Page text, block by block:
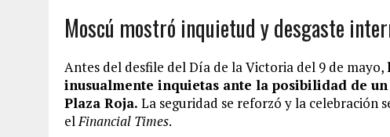
Moscú mostró inquietud y desgaste
Antes del desfile del Día de la Victoria del 9 de mayo,
inusualmente inquietas ante la posibilidad de
Plaza Roja. La seguridad se reforzó y la celebración
elFinancial Times.